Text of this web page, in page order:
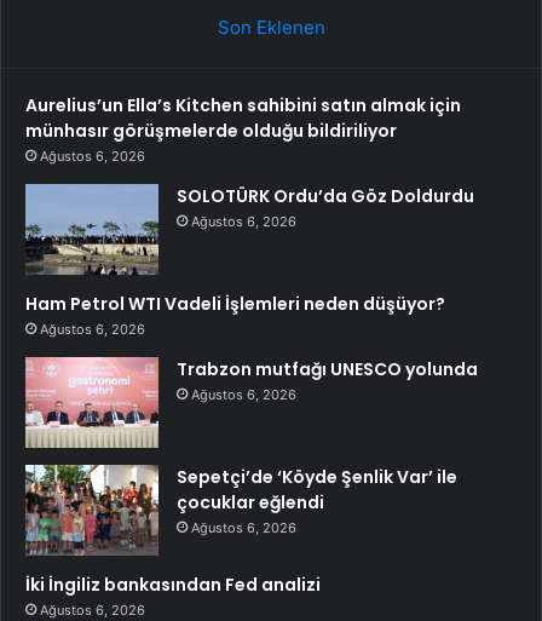
Son Eklenen
Aurelius’un Ella’s Kitchen sahibini satın almak için
münhasır görüşmelerde olduğu bildiriliyor
Ağustos 6, 2026
SOLOTÜRK Ordu’da Göz Doldurdu
Ağustos 6, 2026
Ham Petrol WTI Vadeli İşlemleri neden düşüyor?
Ağustos 6, 2026
Trabzon mutfağı UNESCO yolunda
Ağustos 6, 2026
Sepetçi’de ‘Köyde Şenlik Var’ ile
çocuklar eğlendi
Ağustos 6, 2026
İki İngiliz bankasından Fed analizi
Ağustos 6, 2026